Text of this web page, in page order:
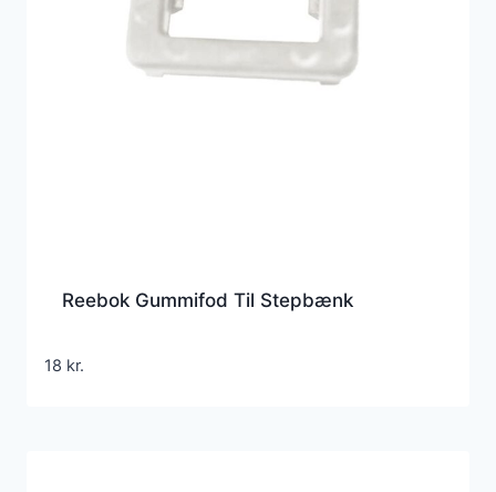
Reebok Gummifod Til Stepbænk
18 kr.